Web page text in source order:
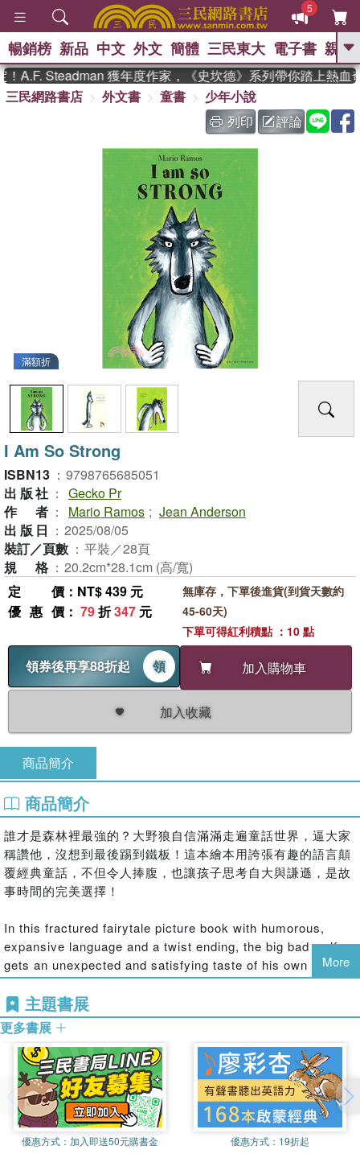
5
GO
熱搜： 東野圭吾 、
、 如果歷史是一群喵 、 國際
布克獎 臺灣漫遊錄 、 方念華 、 台灣
的李登輝時代 、 數學女孩：黎曼猜想
、 偉大的迷走神經
暢銷榜 新品 中文 外文 簡體 三民東大 電子書 親子
A.F. Steadman 獲年度作家，《史坎德》系列帶你踏上熱血奇
三民網路書店
外文書 童書
少年小說
列印
評論
滿額折
I Am So Strong
ISBN13 ： 9798765685051
出版社 ： Gecko Pr
作者 ： Mario Ramos ; Jean Anderson
出版日 ： 2025/08/05
裝訂／頁數 ： 平裝／28頁
規格 ： 20.2cm*28.1cm (高/寬)
定價 ：NT$ 439 元
優惠價 ： 79折347 元
領券後再享88折起 領 加入購物車
加入收藏
無庫存，下單後進貨(到貨天數約
45-60天)
下單可得紅利積點 ：10 點
商品簡介
商品簡介
誰才是森林裡最強的？大野狼自信滿滿走遍童話世界，逼大家
稱讚他，沒想到最後踢到鐵板！這本繪本用誇張有趣的語言顛
覆經典童話，不但令人捧腹，也讓孩子思考自大與謙遜，是故
事時間的完美選擇！
In this fractured fairytale picture book with humorous,
expansive language and a twist ending, the big bad wolf
gets an unexpected and satisfying taste of his own
medicine.
The big bad wolf knows he rules the forest—but he likes to
hear the others tell him so. He marches through the
woods, asking: âTell me, who is the strongest?â
Everyone, from Little Red Riding Hood to the Three Little
Pigs to the Seven Dwarfs, agrees he is the strongest, the
toughest, the terror of the woods. So when âa little toad of
some sortâ stands up to him, the wolf is furious—then
quickly learns his lesson.
More
主題書展
更多書展
優惠方式： 加入即送50元購書金 優惠方式： 19折起